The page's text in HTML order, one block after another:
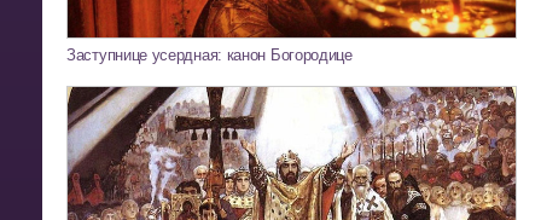
Заступнице усердная: канон Богородице